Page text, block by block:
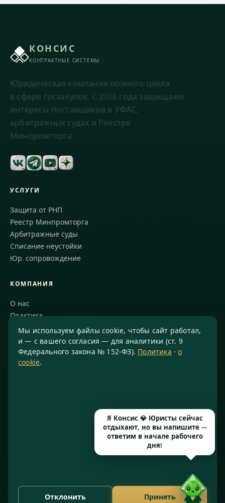
КОНСИС
КОНТРАКТНЫЕ СИСТЕМЫ
Юридическая компания полного цикла
в сфере госзакупок. С 2016 года защищаем
интересы поставщиков в УФАС,
арбитражных судах и Реестре
Минпромторга.
УСЛУГИ
Защита от РНП
Реестр Минпромторга
Арбитражные суды
Списание неустойки
Юр. сопровождение
КОМПАНИЯ
О нас
Практика
Блог
Команда
Благодарности
Москва, Варшавское шоссе, д. 1А, помещение 14/7
© 2016–2026 ООО «КОНСИС» · ИНН 7724372334 · КПП 772601001
· ОГРН 1167746646297 · Рег. № 77071/77 от 14.05.2026
Мы используем файлы cookie, чтобы сайт работал,
и — с вашего согласия — для аналитики (ст. 9
Федерального закона № 152-ФЗ). Политика ·о
cookie.
Отклонить Принять
Я Консис 💎 Юристы сейчас
отдыхают, но вы напишите —
ответим в начале рабочего
дня!